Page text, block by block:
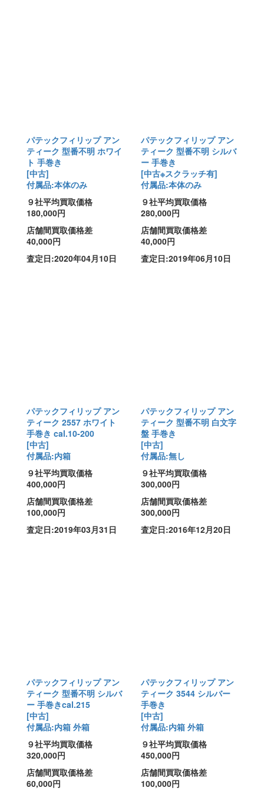
パテックフィリップ アン
ティーク 型番不明 ホワイ
ト 手巻き
[中古]
付属品:本体のみ
９社平均買取価格
180,000円
店舗間買取価格差
40,000円
査定日:2020年04月10日
パテックフィリップ アン
ティーク 型番不明 シルバ
ー 手巻き
[中古※スクラッチ有]
付属品:本体のみ
９社平均買取価格
280,000円
店舗間買取価格差
40,000円
査定日:2019年06月10日
パテックフィリップ アン
ティーク 2557 ホワイト
手巻き cal.10-200
[中古]
付属品:内箱
９社平均買取価格
400,000円
店舗間買取価格差
100,000円
査定日:2019年03月31日
パテックフィリップ アン
ティーク 型番不明 白文字
盤 手巻き
[中古]
付属品:無し
９社平均買取価格
300,000円
店舗間買取価格差
300,000円
査定日:2016年12月20日
パテックフィリップ アン
ティーク 型番不明 シルバ
ー 手巻きcal.215
[中古]
付属品:内箱 外箱
９社平均買取価格
320,000円
店舗間買取価格差
60,000円
パテックフィリップ アン
ティーク 3544 シルバー
手巻き
[中古]
付属品:内箱 外箱
９社平均買取価格
450,000円
店舗間買取価格差
100,000円